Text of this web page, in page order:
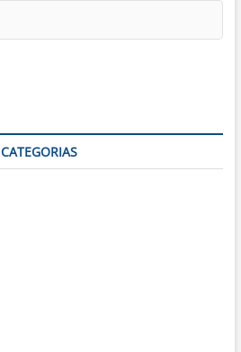
CATEGORIAS